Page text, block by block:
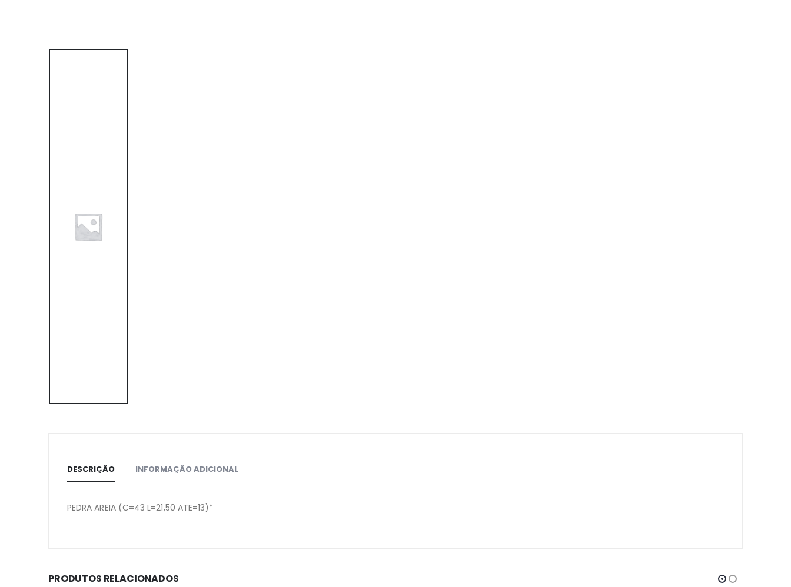
DESCRIÇÃO INFORMAÇÃO ADICIONAL
PEDRA AREIA (C=43 L=21,50 ATE=13)*
PRODUTOS RELACIONADOS